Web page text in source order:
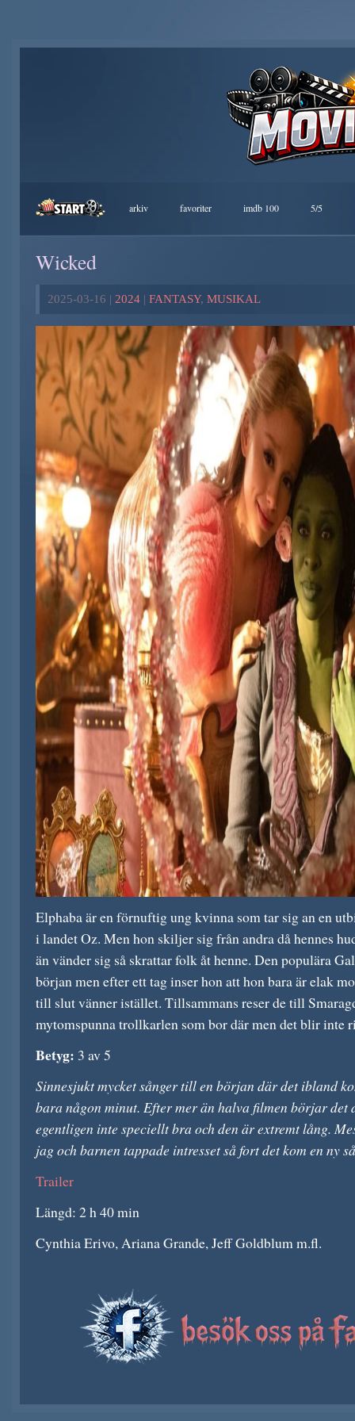
arkiv favoriter imdb 100 5/5
Wicked
2025-03-16 | 2024 | FANTASY, MUSIKAL
Elphaba är en förnuftig ung kvinna som tar sig an en
i landet Oz. Men hon skiljer sig från andra då hennes
än vänder sig så skrattar folk åt henne. Den populära
början men efter ett tag inser hon att hon bara är elak
till slut vänner istället. Tillsammans reser de till
mytomspunna trollkarlen som bor där men det blir inte
Betyg: 3 av 5
Sinnesjukt mycket sånger till en början där det ibland
bara någon minut. Efter mer än halva filmen börjar det
egentligen inte speciellt bra och den är extremt lång.
jag och barnen tappade intresset så fort det kom en ny
Trailer
Längd: 2 h 40 min
Cynthia Erivo, Ariana Grande, Jeff Goldblum m.fl.